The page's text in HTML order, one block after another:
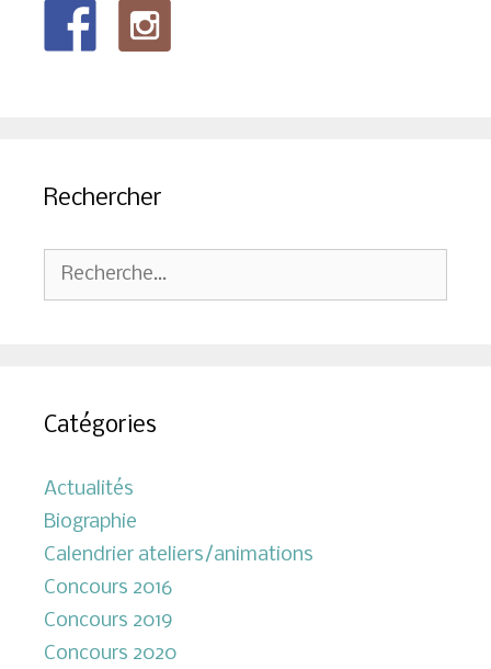
Rechercher
Rechercher :
Catégories
Actualités
Biographie
Calendrier ateliers/animations
Concours 2016
Concours 2019
Concours 2020